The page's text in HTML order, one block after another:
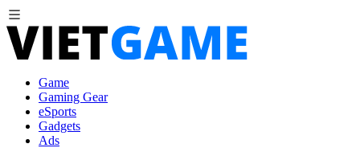
Game
Gaming Gear
eSports
Gadgets
Ads